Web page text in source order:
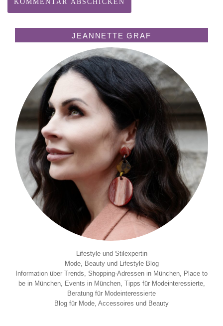
JEANNETTE GRAF
Lifestyle und Stilexpertin
Mode, Beauty und Lifestyle Blog
Information über Trends, Shopping-Adressen in München, Place to
be in München, Events in München, Tipps für Modeinteressierte,
Beratung für Modeinteressierte
Blog für Mode, Accessoires und Beauty